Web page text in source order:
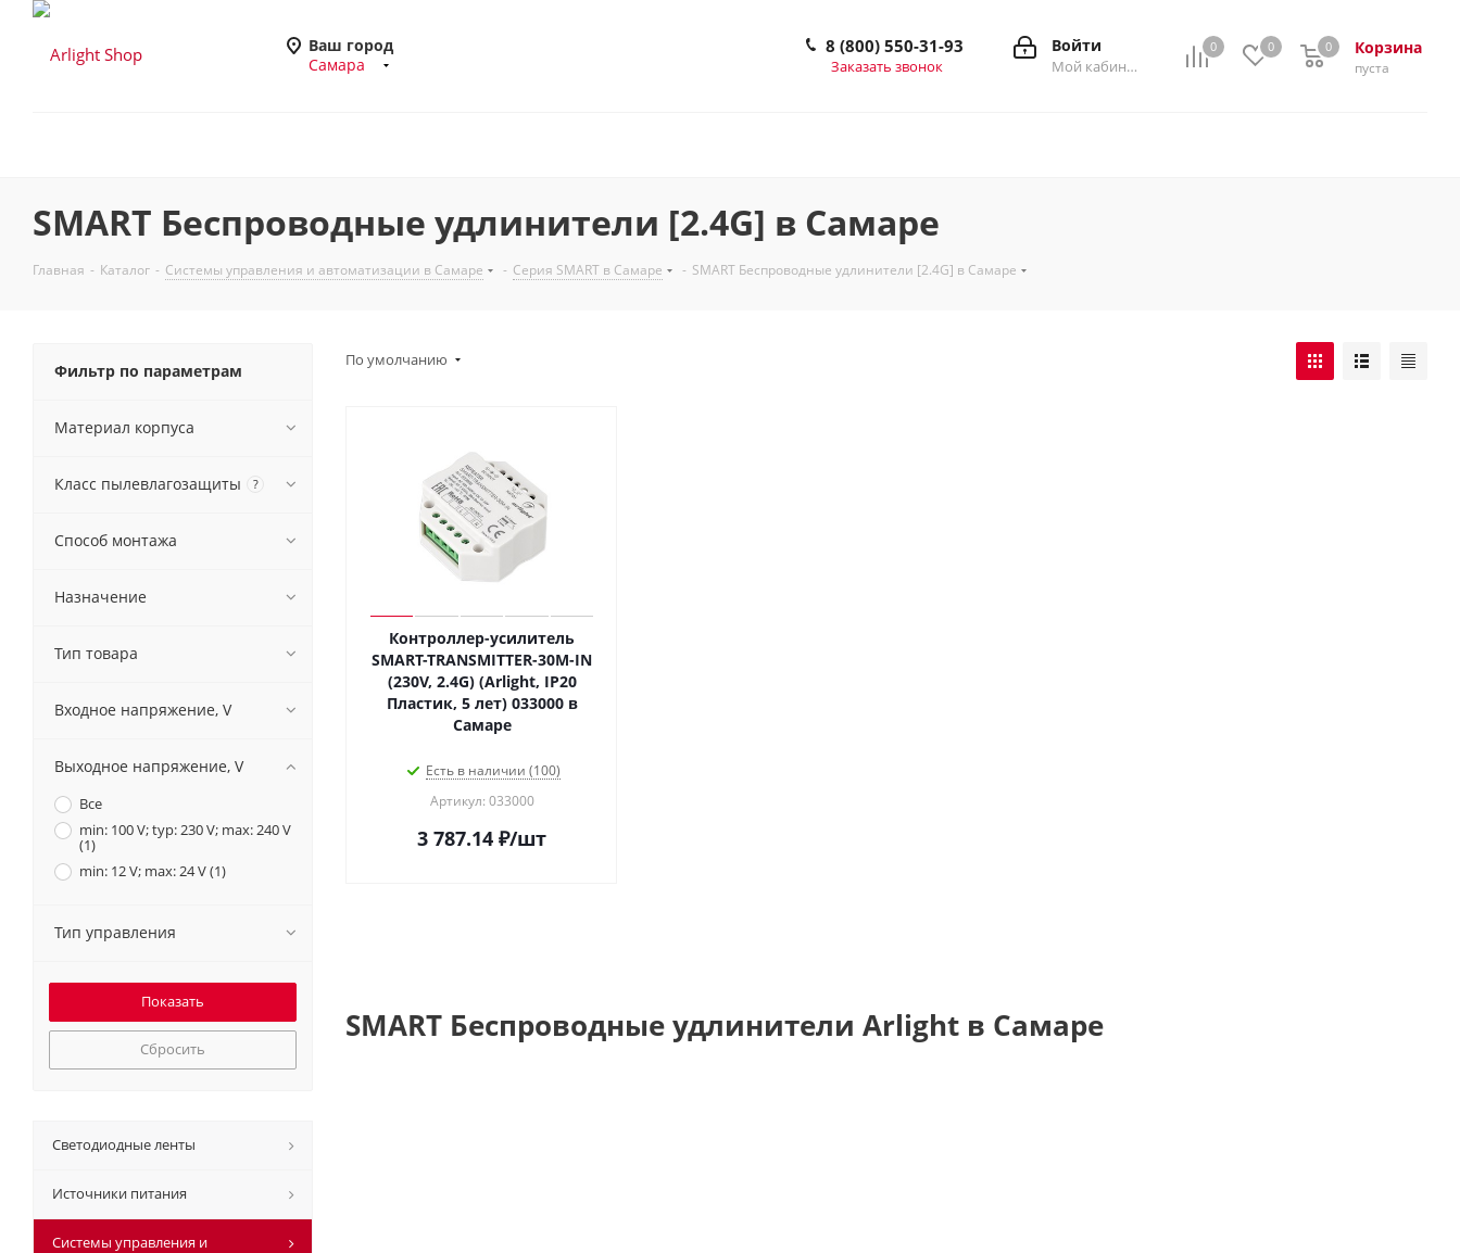
Ваш город
Самара
0 0 Корзина
0
пуста
0
Войти
Мой кабинет
8 (800) 550-31-93
Заказать звонок
SMART Беспроводные удлинители [2.4G] в Самаре
Главная - Каталог - Системы управления и автоматизации в Самаре - Серия SMART в Самаре - SMART Беспроводные удлинители [2.4G] в Самаре
По умолчанию
Контроллер-усилитель
SMART-TRANSMITTER-30M-IN
(230V, 2.4G) (Arlight, IP20
Пластик, 5 лет) 033000 в
Самаре
Есть в наличии (100)
Артикул: 033000
3 787.14 ₽/шт
SMART Беспроводные удлинители Arlight в Самаре
Фильтр по параметрам
Материал корпуса
Класс пылевлагозащиты ?
Способ монтажа
Назначение
Тип товара
Входное напряжение, V
Выходное напряжение, V
Все
min: 100 V; typ: 230 V; max: 240 V
(1)
min: 12 V; max: 24 V (1)
Тип управления
Сбросить
Светодиодные ленты
Источники питания
Системы управления и